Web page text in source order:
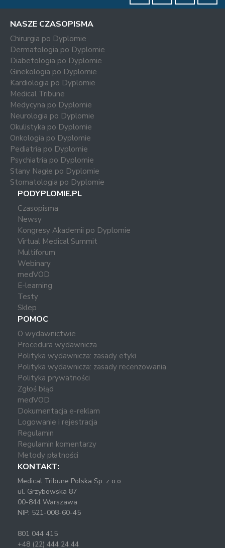
NASZE CZASOPISMA
Chirurgia po Dyplomie
Dermatologia po Dyplomie
Diabetologia po Dyplomie
Ginekologia po Dyplomie
Kardiologia po Dyplomie
Medical Tribune
Medycyna po Dyplomie
Neurologia po Dyplomie
Okulistyka po Dyplomie
Onkologia po Dyplomie
Pediatria po Dyplomie
Psychiatria po Dyplomie
Stany Nagłe po Dyplomie
Stomatologia po Dyplomie
PODYPLOMIE.PL
Czasopisma
Newsy
Kongresy Akademii po Dyplomie
Virtual Medical Summit
Multiforum
Webinary
medVOD
E-learning
Testy
Sklep
POMOC
O wydawnictwie
Procedura wydawnicza
Polityka wydawnicza: zasady etyki
Polityka wydawnicza: zasady recenzowania
Polityka prywatności
Zgłoś błąd
medVOD
Dokumentacja e-reklam
Logowanie i rejestracja
Regulamin
Regulamin komentarzy
Metody płatności
KONTAKT:
Medical Tribune Polska Sp. z o.o.
ul. Grzybowska 87
00-844 Warszawa
NIP: 521-008-60-45
801 044 415
+48 (22) 444 24 44